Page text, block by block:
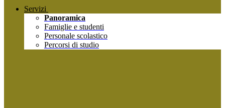
Servizi
Panoramica
Famiglie e studenti
Personale scolastico
Percorsi di studio